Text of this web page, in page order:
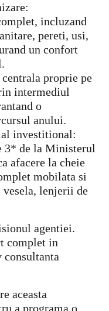
incluzand
pereti, usi,
un confort
proprie pe
intermediul
o
anului.
investitional:
3* de la Ministerul
afacere la cheie
mobilata si
lenjerii de
agentiei.
complet in
aceasta
a programa o